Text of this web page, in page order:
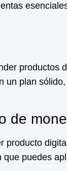
productos
un plan
de
producto
que puedes